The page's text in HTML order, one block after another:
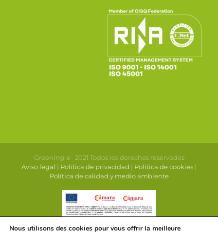
Greening-e · 2021 Todos los derechos reservados
Aviso legal | Política de privacidad | Política de cookies |
Política de calidad y medio ambiente
Nous utilisons des cookies pour vous offrir la meilleure